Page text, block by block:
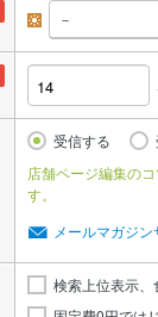
受信する
店舗ページ編集の
す。
メールマガジ
検索上位表示